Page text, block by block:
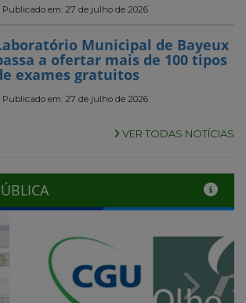
Publicado em: 27 de julho de 2026
Municipal de Bayeux
a ofertar mais de 100 tipos
exames gratuitos
Publicado em: 27 de julho de 2026
VER TODAS NOTÍCIAS
Next